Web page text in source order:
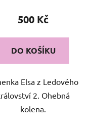
500 Kč
DO KOŠÍKU
Elsa z Ledového
2. Ohebná
kolena.